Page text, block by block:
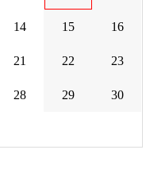
14 15 16
21 22 23
28 29 30